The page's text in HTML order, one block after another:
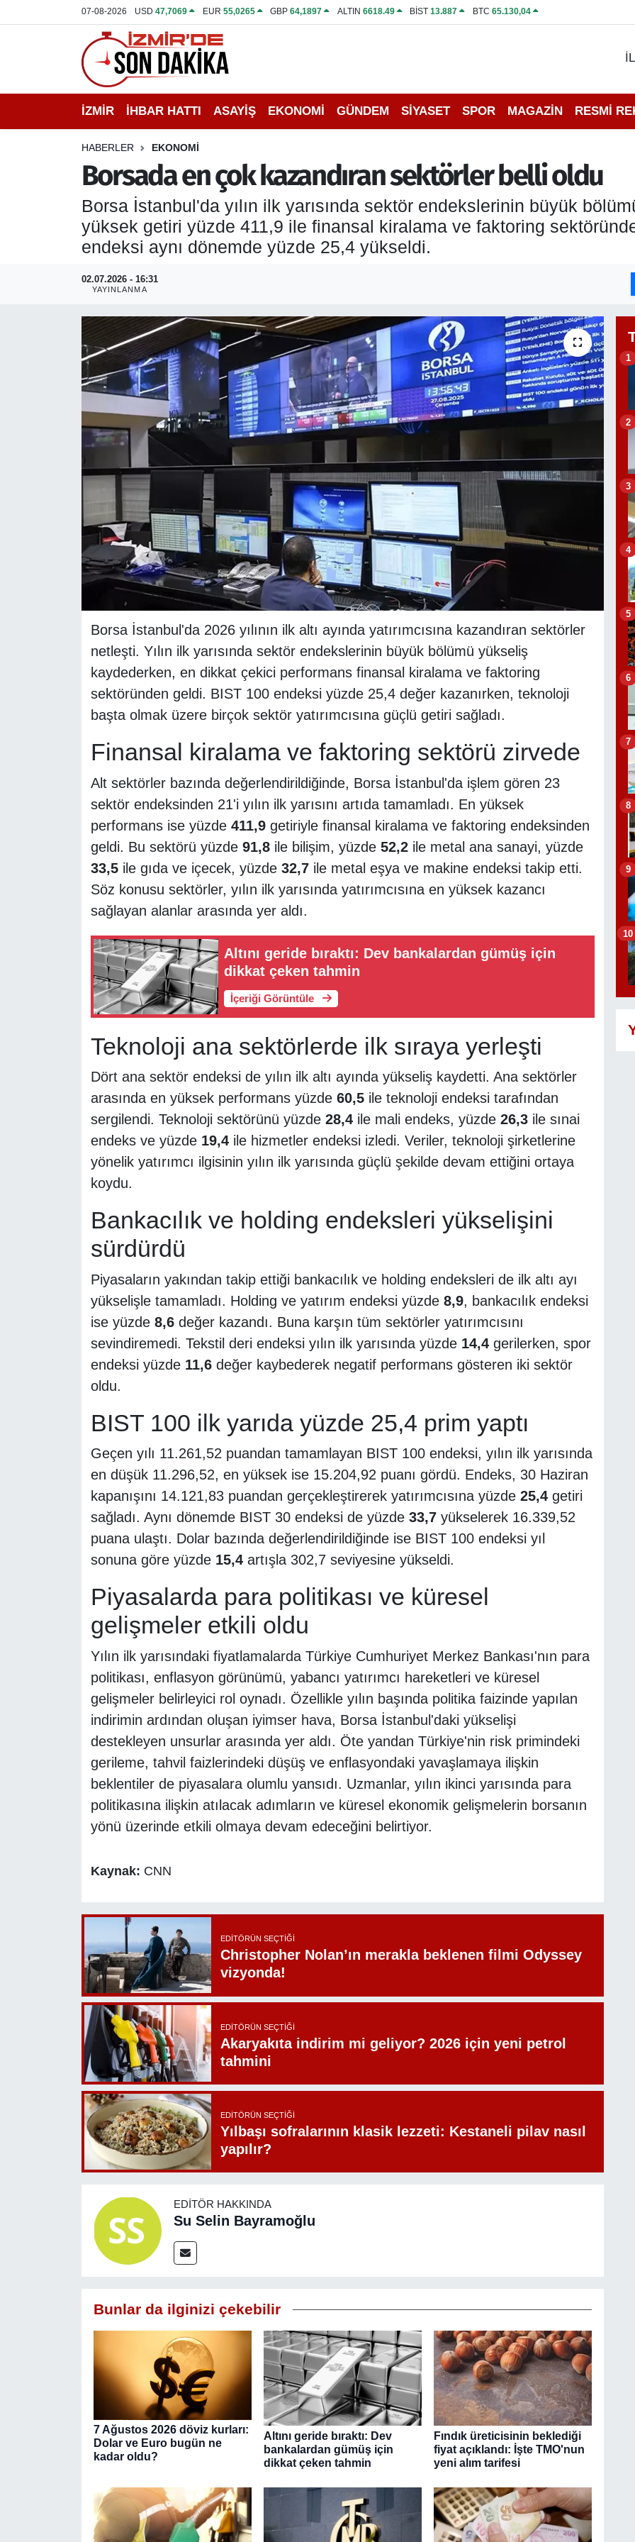
07-08-2026 USD47,7069 EUR 55,0265 GBP64,1897 ALTIN 6618.49 BİST13.887 BTC 65.130,04
İZMİR İHBAR HATTI ASAYİŞ EKONOMİ GÜNDEM SİYASET SPOR MAGAZİN RESMİ
HABERLER EKONOMİ
Borsada en çok kazandıran sektörler belli oldu
Borsa İstanbul'da yılın ilk yarısında sektör endekslerinin büyük
yüksek getiri yüzde 411,9 ile finansal kiralama ve faktoring
endeksi aynı dönemde yüzde 25,4 yükseldi.
02.07.2026 - 16:31
YAYINLANMA
Borsa İstanbul'da 2026 yılının ilk altı ayında yatırımcısına kazandıran sektörler
netleşti. Yılın ilk yarısında sektör endekslerinin büyük bölümü yükseliş
kaydederken, en dikkat çekici performans finansal kiralama ve faktoring
sektöründen geldi. BIST 100 endeksi yüzde 25,4 değer kazanırken, teknoloji
başta olmak üzere birçok sektör yatırımcısına güçlü getiri sağladı.
Finansal kiralama ve faktoring sektörü zirvede
Alt sektörler bazında değerlendirildiğinde, Borsa İstanbul'da işlem gören 23
sektör endeksinden 21'i yılın ilk yarısını artıda tamamladı. En yüksek
performans ise yüzde 411,9getiriyle finansal kiralama ve faktoring endeksinden
geldi. Bu sektörü yüzde 91,8ile bilişim, yüzde 52,2ile metal ana sanayi, yüzde
33,5ile gıda ve içecek, yüzde 32,7ile metal eşya ve makine endeksi takip etti.
Söz konusu sektörler, yılın ilk yarısında yatırımcısına en yüksek kazancı
sağlayan alanlar arasında yer aldı.
Altını geride bıraktı: Dev bankalardan gümüş için
dikkat çeken tahmin
İçeriği Görüntüle
Teknoloji ana sektörlerde ilk sıraya yerleşti
Dört ana sektör endeksi de yılın ilk altı ayında yükseliş kaydetti. Ana sektörler
arasında en yüksek performans yüzde 60,5ile teknoloji endeksi tarafından
sergilendi. Teknoloji sektörünü yüzde 28,4ile mali endeks, yüzde 26,3ile sınai
endeks ve yüzde 19,4ile hizmetler endeksi izledi. Veriler, teknoloji şirketlerine
yönelik yatırımcı ilgisinin yılın ilk yarısında güçlü şekilde devam ettiğini ortaya
koydu.
Bankacılık ve holding endeksleri yükselişini
sürdürdü
Piyasaların yakından takip ettiği bankacılık ve holding endeksleri de ilk altı ayı
yükselişle tamamladı. Holding ve yatırım endeksi yüzde 8,9, bankacılık endeksi
ise yüzde 8,6değer kazandı. Buna karşın tüm sektörler yatırımcısını
sevindiremedi. Tekstil deri endeksi yılın ilk yarısında yüzde 14,4gerilerken, spor
endeksi yüzde 11,6değer kaybederek negatif performans gösteren iki sektör
oldu.
BIST 100 ilk yarıda yüzde 25,4 prim yaptı
Geçen yılı 11.261,52 puandan tamamlayan BIST 100 endeksi, yılın ilk yarısında
en düşük 11.296,52, en yüksek ise 15.204,92 puanı gördü. Endeks, 30 Haziran
kapanışını 14.121,83 puandan gerçekleştirerek yatırımcısına yüzde 25,4getiri
sağladı. Aynı dönemde BIST 30 endeksi de yüzde 33,7yükselerek 16.339,52
puana ulaştı. Dolar bazında değerlendirildiğinde ise BIST 100 endeksi yıl
sonuna göre yüzde 15,4artışla 302,7 seviyesine yükseldi.
Piyasalarda para politikası ve küresel
gelişmeler etkili oldu
Yılın ilk yarısındaki fiyatlamalarda Türkiye Cumhuriyet Merkez Bankası'nın para
politikası, enflasyon görünümü, yabancı yatırımcı hareketleri ve küresel
gelişmeler belirleyici rol oynadı. Özellikle yılın başında politika faizinde yapılan
indirimin ardından oluşan iyimser hava, Borsa İstanbul'daki yükselişi
destekleyen unsurlar arasında yer aldı. Öte yandan Türkiye'nin risk primindeki
gerileme, tahvil faizlerindeki düşüş ve enflasyondaki yavaşlamaya ilişkin
beklentiler de piyasalara olumlu yansıdı. Uzmanlar, yılın ikinci yarısında para
politikasına ilişkin atılacak adımların ve küresel ekonomik gelişmelerin borsanın
yönü üzerinde etkili olmaya devam edeceğini belirtiyor.
Kaynak: CNN
EDITÖRÜN SEÇTIĞI
Christopher Nolan’ın merakla beklenen filmi Odyssey
vizyonda!
EDITÖRÜN SEÇTIĞI
Akaryakıta indirim mi geliyor? 2026 için yeni petrol
tahmini
EDITÖRÜN SEÇTIĞI
Yılbaşı sofralarının klasik lezzeti: Kestaneli pilav nasıl
yapılır?
EDITÖR HAKKINDA
Su Selin Bayramoğlu
Bunlar da ilginizi çekebilir
7 Ağustos 2026 döviz kurları:
Dolar ve Euro bugün ne
kadar oldu?
Altını geride bıraktı: Dev
bankalardan gümüş için
dikkat çeken tahmin
Fındık üreticisinin beklediği
fiyat açıklandı: İşte TMO'nun
yeni alım tarifesi
1
2
3
4
5
6
7
8
9
10
İHBAR HATTI
DEPREM
EKONOMİ
SİYASET
RESMİ REKLAM
İzmir Nöbetçi Eczaneler
İzmir Hava Durumu
İzmir Namaz Vakitleri
İzmir Trafik Yoğunluk Haritası
Puan Durumu ve Fikstür
Tüm Manşetler